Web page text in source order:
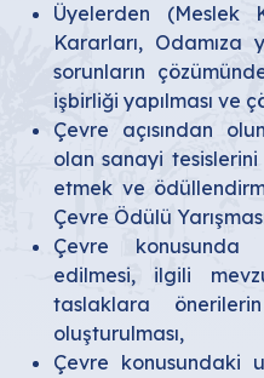
Üyelerden (Meslek
Kararları,
sorunların
işbirliği yapılması ve
Çevre açısından
olan sanayi
etmek ve
Çevre Ödülü
Çevre konusunda
edilmesi, ilgili
taslaklara
oluşturulması,
Çevre konusundaki